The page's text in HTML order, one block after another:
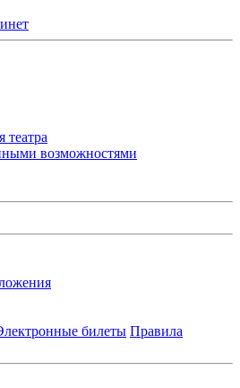
театра
возможностями
билеты Правила